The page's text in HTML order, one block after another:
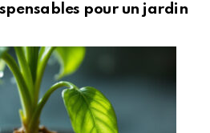
pour un jardin